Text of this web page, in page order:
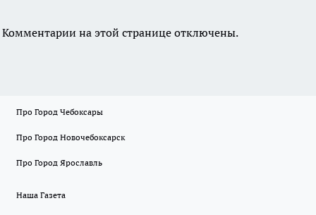
Комментарии на этой странице отключены.
Про Город Чебоксары
Про Город Новочебоксарск
Про Город Ярославль
Наша Газета